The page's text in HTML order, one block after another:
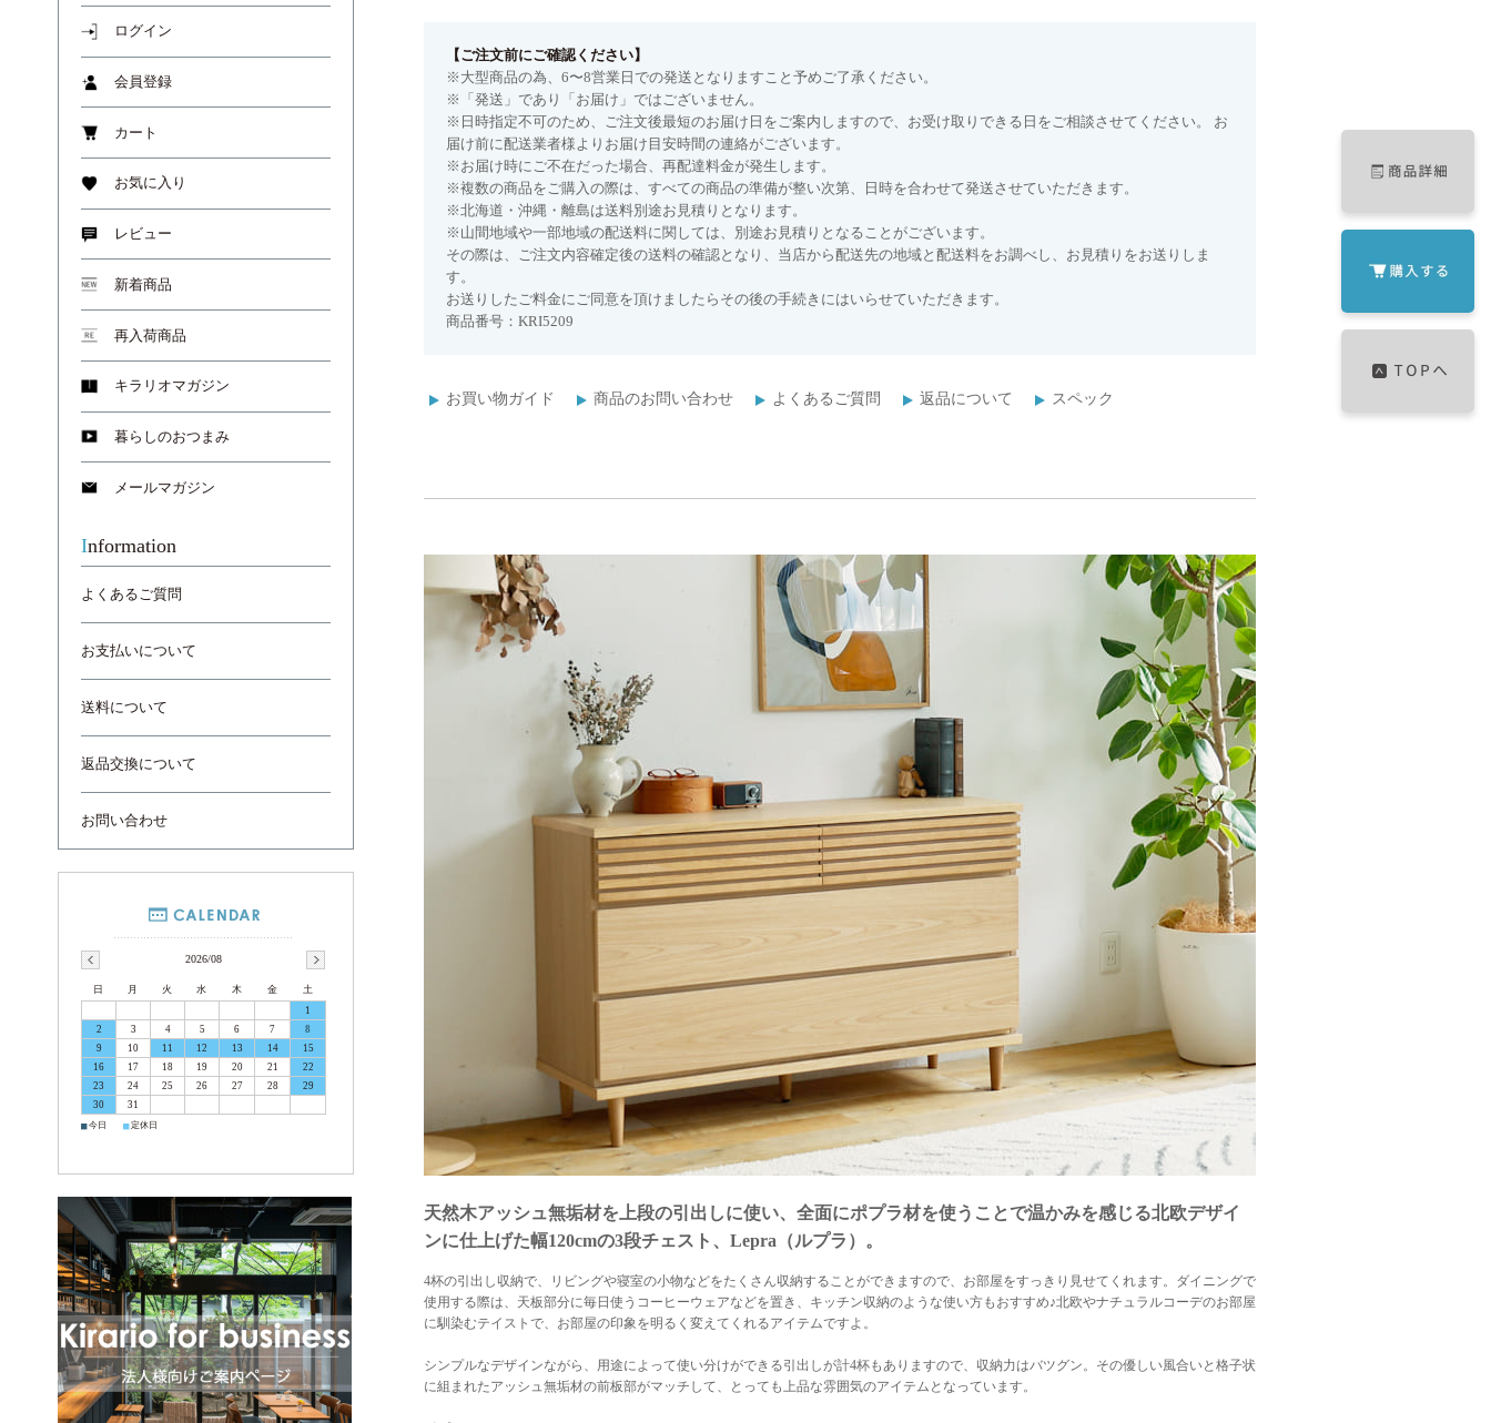
【ご注文前にご確認ください】
※大型商品の為、6〜8営業日での発送となりますこと予めご了承ください。
※「発送」であり「お届け」ではございません。
※日時指定不可のため、ご注文後最短のお届け日をご案内しますので、お受け取りできる日をご相談させてください。 お
届け前に配送業者様よりお届け目安時間の連絡がございます。
※お届け時にご不在だった場合、再配達料金が発生します。
※複数の商品をご購入の際は、すべての商品の準備が整い次第、日時を合わせて発送させていただきます。
※北海道・沖縄・離島は送料別途お見積りとなります。
※山間地域や一部地域の配送料に関しては、別途お見積りとなることがございます。
その際は、ご注文内容確定後の送料の確認となり、当店から配送先の地域と配送料をお調べし、お見積りをお送りしま
す。
お送りしたご料金にご同意を頂けましたらその後の手続きにはいらせていただきます。
商品番号：KRI5209
お買い物ガイド 商品のお問い合わせ よくあるご質問 返品について スペック
天然木アッシュ無垢材を上段の引出しに使い、全面にポプラ材を使うことで温かみを感じる北欧デザイ
ンに仕上げた幅120cmの3段チェスト、Lepra（ルプラ）。
4杯の引出し収納で、リビングや寝室の小物などをたくさん収納することができますので、お部屋をすっきり見せてくれます。ダイニングで
使用する際は、天板部分に毎日使うコーヒーウェアなどを置き、キッチン収納のような使い方もおすすめ♪北欧やナチュラルコーデのお部屋
に馴染むテイストで、お部屋の印象を明るく変えてくれるアイテムですよ。
シンプルなデザインながら、用途によって使い分けができる引出しが計4杯もありますので、収納力はバツグン。その優しい風合いと格子状
に組まれたアッシュ無垢材の前板部がマッチして、とっても上品な雰囲気のアイテムとなっています。
ログイン
会員登録
カート
お気に入り
レビュー
新着商品
再入荷商品
キラリオマガジン
暮らしのおつまみ
メールマガジン
Information
よくあるご質問
お支払いについて
送料について
返品交換について
お問い合わせ
2026/08
日 月 火 水 木 金
土
1
2
3 4 5 6 7
8
9
10 11 12 13 14
15
16
17 18 19 20 21
22
23
24 25 26 27 28
29
30
31
■ 今日 ■ 定休日